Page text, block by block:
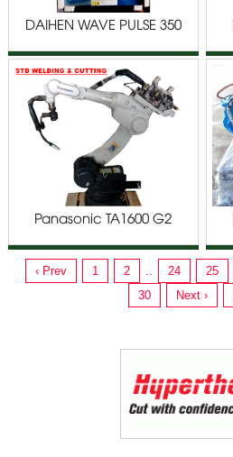
DAIHEN WAVE PULSE 350
Panasonic TA1600 G2
‹ Prev 1 2 24 25
30
Next ›